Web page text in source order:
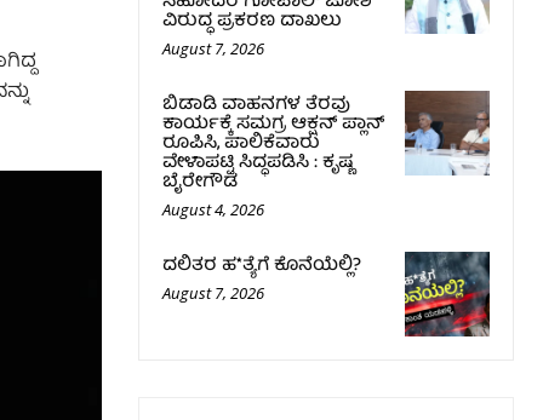
ವಿರುದ್ಧ ಪ್ರಕರಣ ದಾಖಲು
August 7, 2026
ಬಿಡಾಡಿ ವಾಹನಗಳ ತೆರವು
ಕಾರ್ಯಕ್ಕೆ ಸಮಗ್ರ ಆಕ್ಷನ್ ಪ್ಲಾನ್
ರೂಪಿಸಿ, ಪಾಲಿಕೆವಾರು
ವೇಳಾಪಟ್ಟಿ ಸಿದ್ಧಪಡಿಸಿ : ಕೃಷ್ಣ
ಬೈರೇಗೌಡ
August 4, 2026
ದಲಿತರ ಹ*ತ್ಯೆಗೆ ಕೊನೆಯೆಲ್ಲಿ?
August 7, 2026